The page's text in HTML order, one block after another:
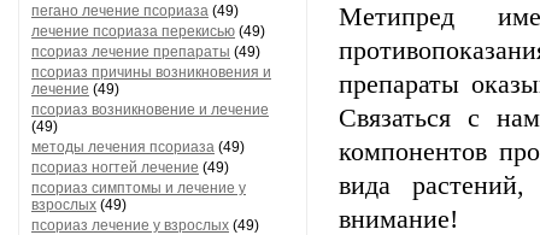
пегано лечение псориаза (49)
лечение псориаза перекисью (49)
псориаз лечение препараты (49)
псориаз причины возникновения и
лечение (49)
псориаз возникновение и лечение
(49)
методы лечения псориаза (49)
псориаз ногтей лечение (49)
псориаз симптомы и лечение у
взрослых (49)
псориаз лечение у взрослых (49)
Метипред
препараты
Связаться с
компонентов
вида
внимание!